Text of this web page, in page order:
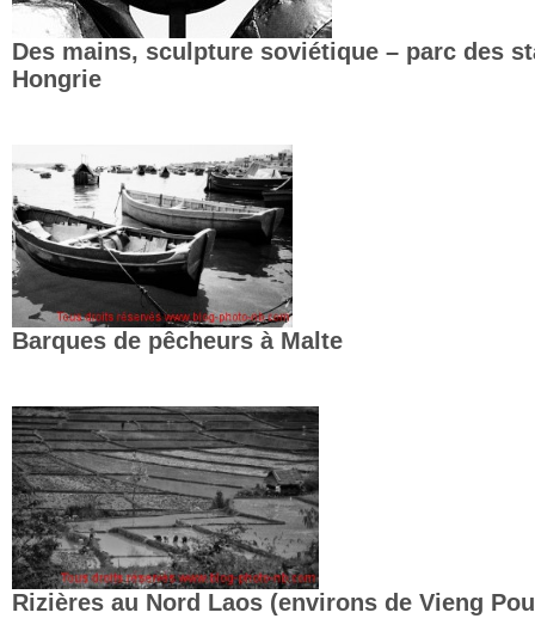
Des mains, sculpture soviétique – parc des
Hongrie
Barques de pêcheurs à Malte
Rizières au Nord Laos (environs de Vieng